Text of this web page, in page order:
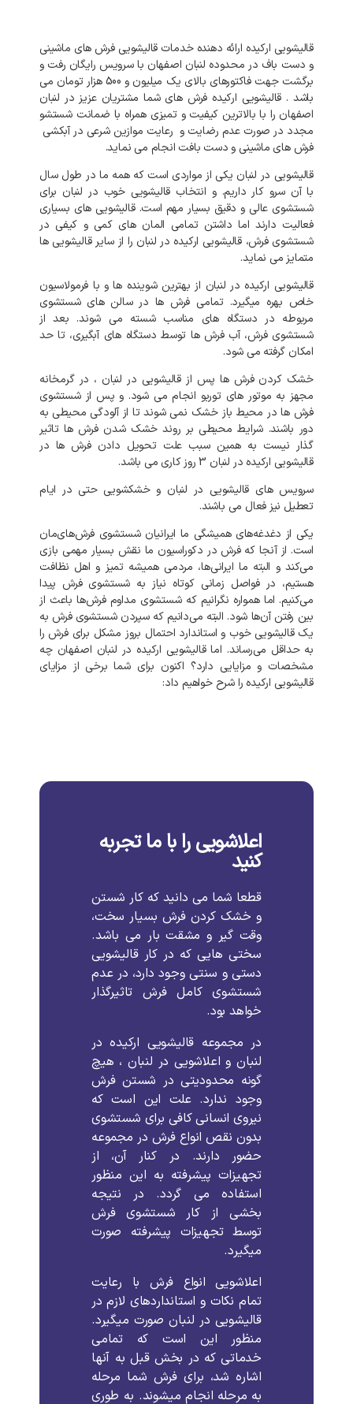
قالیشویی ارکیده ارائه دهنده خدمات قالیشویی فرش های ماشینی
و دست باف در محدوده لنبان اصفهان با سرویس رایگان رفت و
برگشت جهت فاکتورهای بالای یک میلیون و 500 هزار تومان می
باشد . قالیشویی ارکیده فرش های شما مشتریان عزیز در لنبان
اصفهان را با بالاترین کیفیت و تمیزی همراه با ضمانت شستشو
مجدد در صورت عدم رضایت و رعایت موازین شرعی در آبکشی
فرش های ماشینی و دست بافت انجام می نماید.
قالیشویی در لنبان یکی از مواردی است که همه ما در طول سال
با آن سرو کار داریم. و انتخاب قالیشویی خوب در لنبان برای
شستشوی عالی و دقیق بسیار مهم است. قالیشویی های بسیاری
فعالیت دارند اما داشتن تمامی المان های کمی و کیفی در
شستشوی فرش، قالیشویی ارکیده در لنبان را از سایر قالیشویی ها
متمایز می نماید.
قالیشویی ارکیده در لنبان از بهترین شوینده ها و با فرمولاسیون
خاص بهره میگیرد. تمامی فرش ها در سالن های شستشوی
مربوطه در دستگاه های مناسب شسته می شوند. بعد از
شستشوی فرش، آب فرش ها توسط دستگاه های آبگیری، تا حد
امکان گرفته می شود.
خشک کردن فرش ها پس از قالیشویی در لنبان ، در گرمخانه
مجهز به موتور های توربو انجام می شود. و پس از شستشوی
فرش ها در محیط باز خشک نمی شوند تا از آلودگی محیطی به
دور باشند. شرایط محیطی بر روند خشک شدن فرش ها تاثیر
گذار نیست به همین سبب علت تحویل دادن فرش ها در
قالیشویی ارکیده در لنبان 3 روز کاری می باشد.
سرویس های قالیشویی در لنبان و خشکشویی حتی در ایام
تعطیل نیز فعال می باشند.
یکی از دغدغه‌های همیشگی ما ایرانیان شستشوی فرش‌های‌مان
است. از آنجا که فرش در دکوراسیون ما نقش بسیار مهمی بازی
می‌کند و البته ما ایرانی‌ها، مردمی همیشه تمیز و اهل نظافت
هستیم، در فواصل زمانی کوتاه نیاز به شستشوی فرش پیدا
می‌کنیم. اما همواره نگرانیم که شستشوی مداوم فرش‌ها باعث از
بین رفتن آن‌ها شود. البته می‌دانیم که سپردن شستشوی فرش به
یک قالیشویی خوب و استاندارد احتمال بروز مشکل برای فرش را
به‌ حداقل می‌رساند. اما قالیشویی ارکیده در لنبان اصفهان چه
مشخصات و مزایایی دارد؟ اکنون برای شما برخی از مزایای
قالیشویی ارکیده را شرح خواهیم داد:
اعلاشویی را با ما تجربه
کنید
قطعا شما می دانید که کار شستن
و خشک کردن فرش بسیار سخت،
وقت گیر و مشقت بار می باشد.
سختی هایی که در کار قالیشویی
دستی و سنتی وجود دارد، در عدم
شستشوی کامل فرش تاثیرگذار
خواهد بود.
در مجموعه قالیشویی ارکیده در
لنبان و اعلاشویی در لنبان ، هیچ
گونه محدودیتی در شستن فرش
وجود ندارد. علت این است که
نیروی انسانی کافی برای شستشوی
بدون نقص انواع فرش در مجموعه
حضور دارند. در کنار آن، از
تجهیزات پیشرفته به این منظور
استفاده می گردد. در نتیجه
بخشی از کار شستشوی فرش
توسط تجهیزات پیشرفته صورت
میگیرد.
اعلاشویی انواع فرش با رعایت
تمام نکات و استانداردهای لازم در
قالیشویی در لنبان صورت میگیرد.
منظور این است که تمامی
خدماتی که در بخش قبل به آنها
اشاره شد، برای فرش شما مرحله
به مرحله انجام میشوند. به طوری